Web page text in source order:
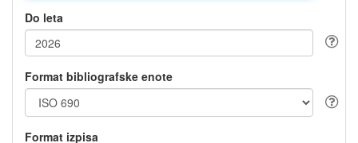
Do leta
Format bibliografske enote
Format izpisa